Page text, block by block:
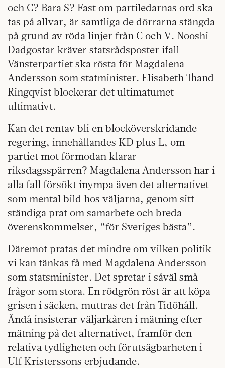
och C? Bara S? Fast om partiledarnas ord ska
tas på allvar, är samtliga de dörrarna stängda
på grund av röda linjer från C och V. Nooshi
Dadgostar kräver statsrådsposter ifall
Vänsterpartiet ska rösta för Magdalena
Andersson som statminister. Elisabeth Thand
Ringqvist blockerar det ultimatumet
ultimativt.
Kan det rentav bli en blocköverskridande
regering, innehållandes KD plus L, om
partiet mot förmodan klarar
riksdagsspärren? Magdalena Andersson har i
alla fall försökt inympa även det alternativet
som mental bild hos väljarna, genom sitt
ständiga prat om samarbete och breda
överenskommelser, “för Sveriges bästa”.
Däremot pratas det mindre om vilken politik
vi kan tänkas få med Magdalena Andersson
som statsminister. Det spretar i såväl små
frågor som stora. En rödgrön röst är att köpa
grisen i säcken, muttras det från Tidöhåll.
Ändå insisterar väljarkåren i mätning efter
mätning på det alternativet, framför den
relativa tydligheten och förutsägbarheten i
Ulf Kristerssons erbjudande.